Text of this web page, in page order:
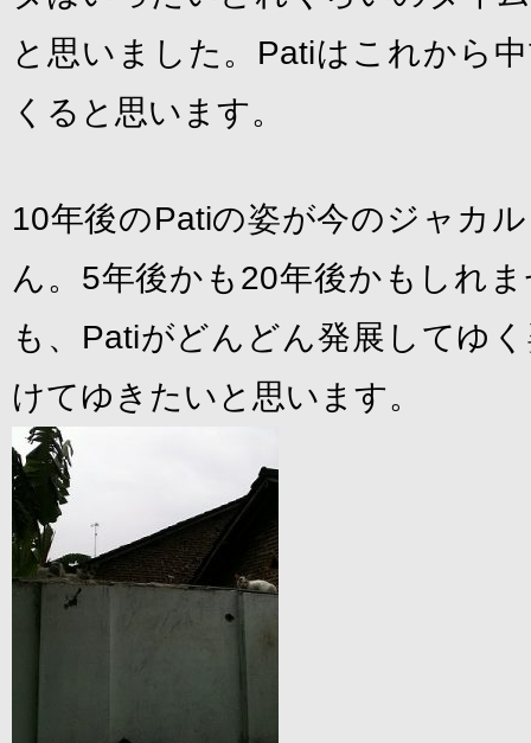
と思いました。Patiはこれから
くると思います。
10年後のPatiの姿が今のジャカ
ん。5年後かも20年後かもしれ
も、Patiがどんどん発展してゆ
けてゆきたいと思います。